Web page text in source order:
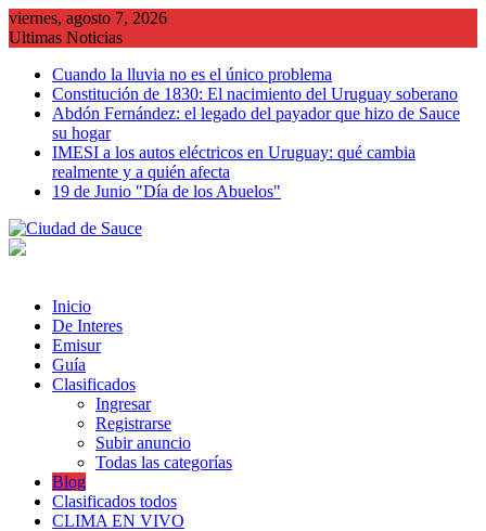
Saltar
al
viernes, agosto 7, 2026
Ultimas Noticias
Cuando la lluvia no es el único problema
Constitución de 1830: El nacimiento del Uruguay soberano
Abdón Fernández: el legado del payador que hizo de Sauce
su hogar
IMESI a los autos eléctricos en Uruguay: qué cambia
realmente y a quién afecta
19 de Junio "Día de los Abuelos"
Inicio
De Interes
Emisur
Guía
Clasificados
Ingresar
Registrarse
Subir anuncio
Todas las categorías
Blog
Clasificados todos
CLIMA EN VIVO